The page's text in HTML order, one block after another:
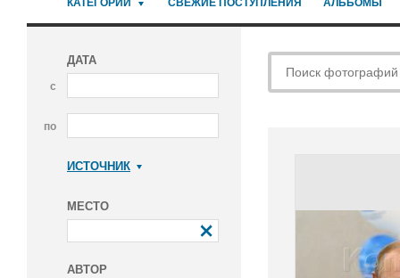
КАТЕГОРИИ СВЕЖИЕ ПОСТУПЛЕНИЯ АЛЬБОМЫ
ДАТА
с
по
ИСТОЧНИК
МЕСТО
АВТОР